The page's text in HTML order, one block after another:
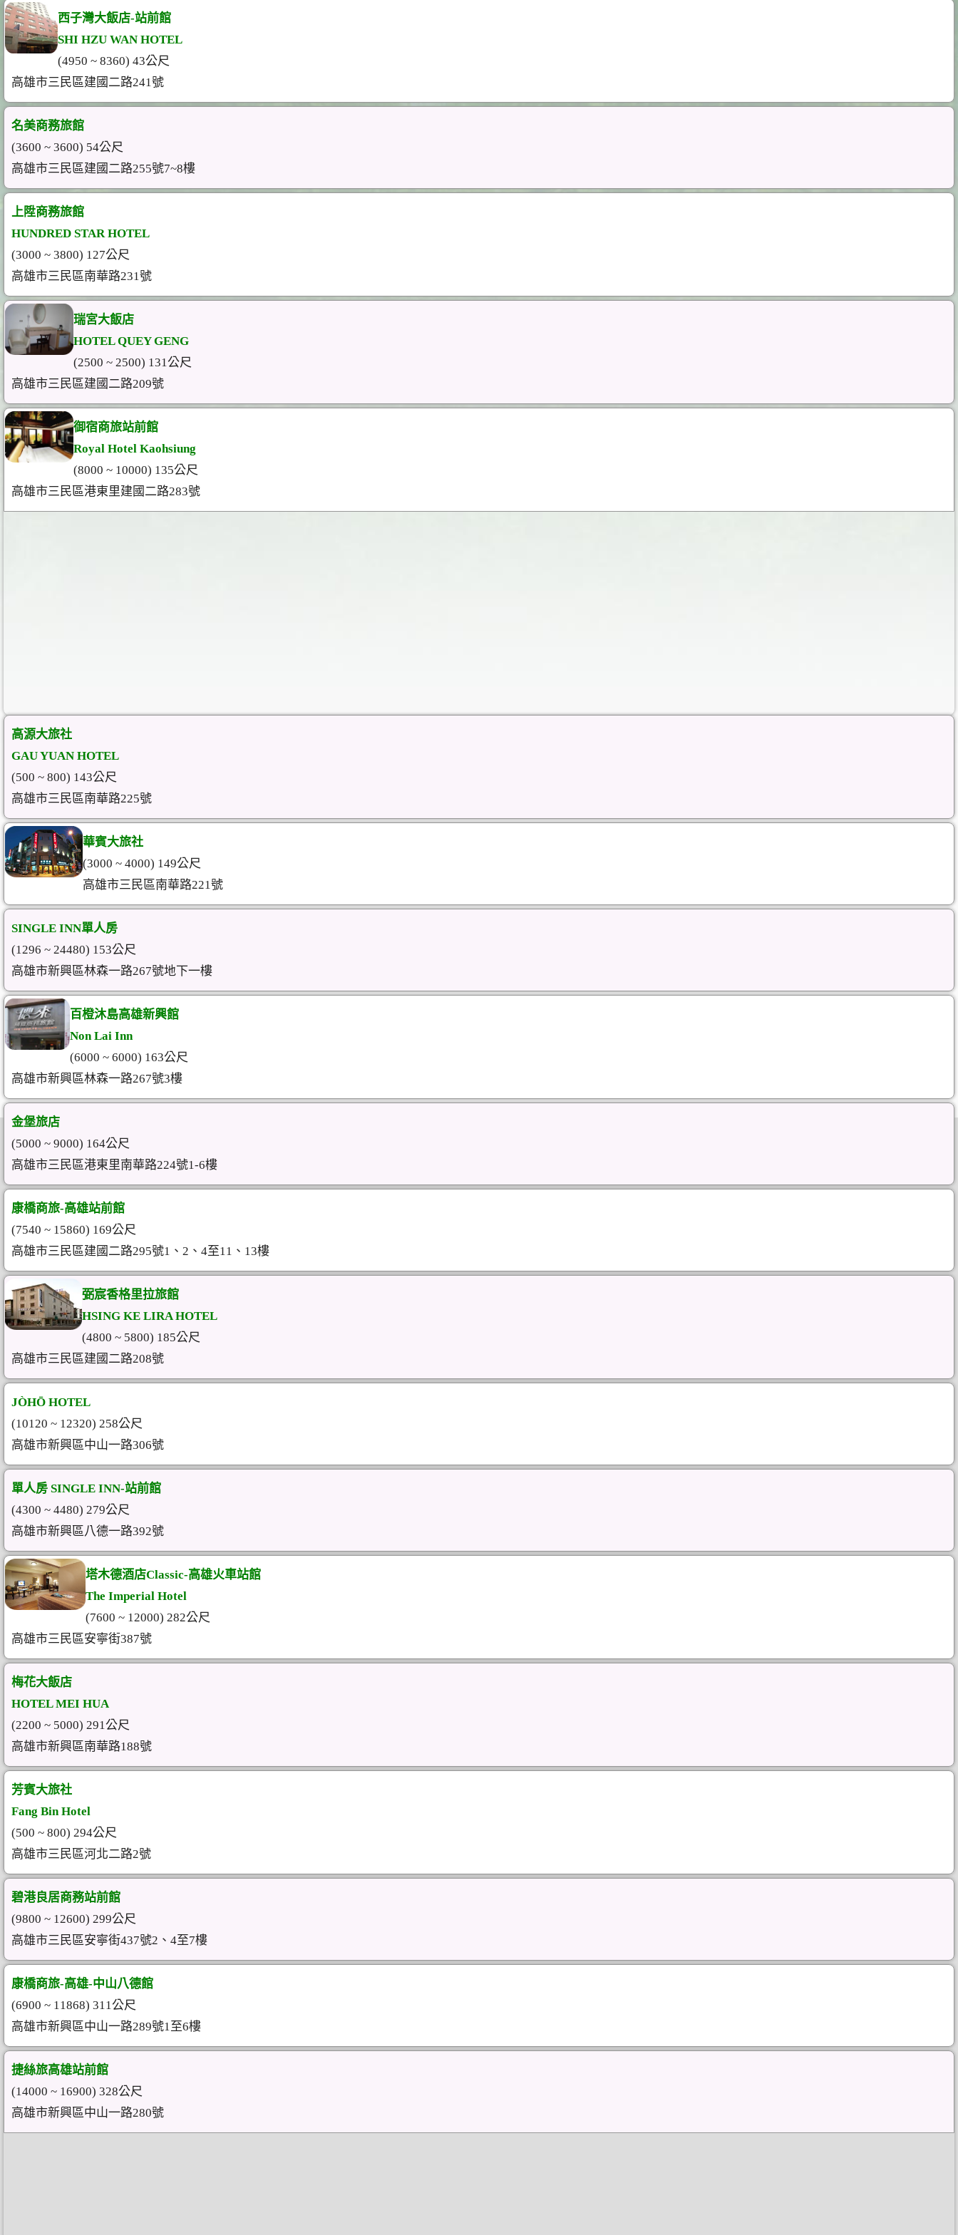
西子灣大飯店-站前館
SHI HZU WAN HOTEL
(4950 ~ 8360) 43公尺
高雄市三民區建國二路241號
名美商務旅館
(3600 ~ 3600) 54公尺
高雄市三民區建國二路255號7~8樓
上陞商務旅館
HUNDRED STAR HOTEL
(3000 ~ 3800) 127公尺
高雄市三民區南華路231號
瑞宮大飯店
HOTEL QUEY GENG
(2500 ~ 2500) 131公尺
高雄市三民區建國二路209號
御宿商旅站前館
Royal Hotel Kaohsiung
(8000 ~ 10000) 135公尺
高雄市三民區港東里建國二路283號
高源大旅社
GAU YUAN HOTEL
(500 ~ 800) 143公尺
高雄市三民區南華路225號
華賓大旅社
(3000 ~ 4000) 149公尺
高雄市三民區南華路221號
SINGLE INN單人房
(1296 ~ 24480) 153公尺
高雄市新興區林森一路267號地下一樓
百橙沐島高雄新興館
Non Lai Inn
(6000 ~ 6000) 163公尺
高雄市新興區林森一路267號3樓
金堡旅店
(5000 ~ 9000) 164公尺
高雄市三民區港東里南華路224號1-6樓
康橋商旅-高雄站前館
(7540 ~ 15860) 169公尺
高雄市三民區建國二路295號1、2、4至11、13樓
弼宸香格里拉旅館
HSING KE LIRA HOTEL
(4800 ~ 5800) 185公尺
高雄市三民區建國二路208號
JÒHŌ HOTEL
(10120 ~ 12320) 258公尺
高雄市新興區中山一路306號
單人房 SINGLE INN-站前館
(4300 ~ 4480) 279公尺
高雄市新興區八德一路392號
塔木德酒店Classic-高雄火車站館
The Imperial Hotel
(7600 ~ 12000) 282公尺
高雄市三民區安寧街387號
梅花大飯店
HOTEL MEI HUA
(2200 ~ 5000) 291公尺
高雄市新興區南華路188號
芳賓大旅社
Fang Bin Hotel
(500 ~ 800) 294公尺
高雄市三民區河北二路2號
碧港良居商務站前館
(9800 ~ 12600) 299公尺
高雄市三民區安寧街437號2、4至7樓
康橋商旅-高雄-中山八德館
(6900 ~ 11868) 311公尺
高雄市新興區中山一路289號1至6樓
捷絲旅高雄站前館
(14000 ~ 16900) 328公尺
高雄市新興區中山一路280號